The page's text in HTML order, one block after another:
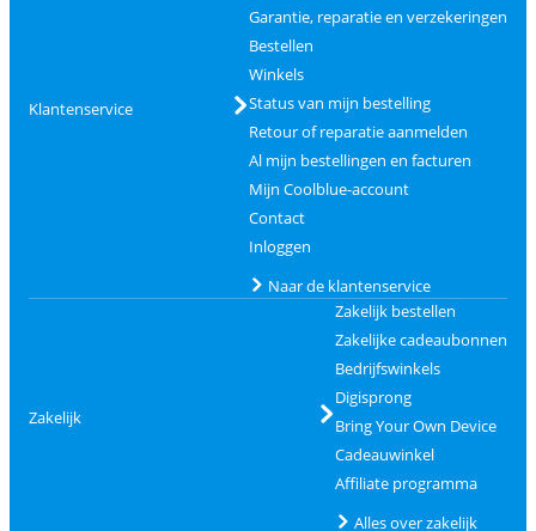
Klantenservice
Garantie, reparatie en verzekeringen
Bestellen
Winkels
Status van mijn bestelling
Retour of reparatie aanmelden
Al mijn bestellingen en facturen
Mijn Coolblue-account
Contact
Inloggen
Naar de klantenservice
Zakelijk
Zakelijk bestellen
Zakelijke cadeaubonnen
Bedrijfswinkels
Digisprong
Bring Your Own Device
Cadeauwinkel
Affiliate programma
Alles over zakelijk